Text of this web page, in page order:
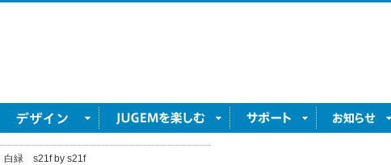
白緑 s21f by s21f